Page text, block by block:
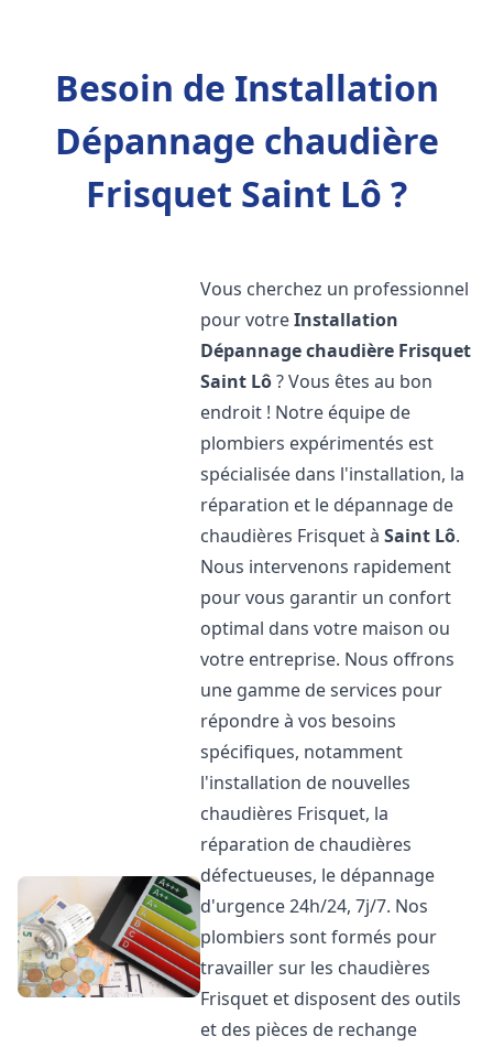
Besoin de Installation
Dépannage chaudière
Frisquet Saint Lô ?
Vous cherchez un professionnel
pour votreInstallation
Dépannage chaudière Frisquet
Saint Lô? Vous êtes au bon
endroit ! Notre équipe de
plombiers expérimentés est
spécialisée dans l'installation, la
réparation et le dépannage de
chaudières Frisquet àSaint Lô.
Nous intervenons rapidement
pour vous garantir un confort
optimal dans votre maison ou
votre entreprise. Nous offrons
une gamme de services pour
répondre à vos besoins
spécifiques, notamment
l'installation de nouvelles
chaudières Frisquet, la
réparation de chaudières
défectueuses, le dépannage
d'urgence 24h/24, 7j/7. Nos
plombiers sont formés pour
travailler sur les chaudières
Frisquet et disposent des outils
et des pièces de rechange